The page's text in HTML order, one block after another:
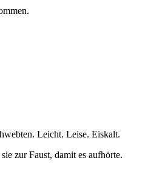
Leicht. Leise. Eiskalt.
zur Faust, damit es aufhörte.